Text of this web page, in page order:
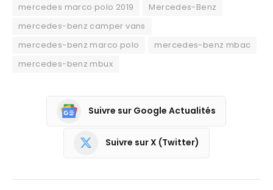
mercedes marco polo 2019
Mercedes-Benz
mercedes-benz camper vans
mercedes-benz marco polo
mercedes-benz mbac
mercedes-benz mbux
Suivre sur Google Actualités
Suivre sur X (Twitter)